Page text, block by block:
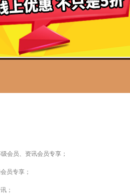
会员、资讯会员专享；
员专享；
；